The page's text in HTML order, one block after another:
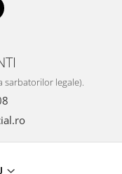
sarbatorilor legale).